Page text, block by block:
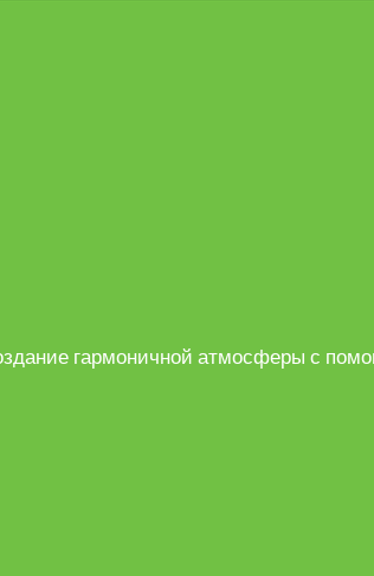
гармоничной атмосферы с